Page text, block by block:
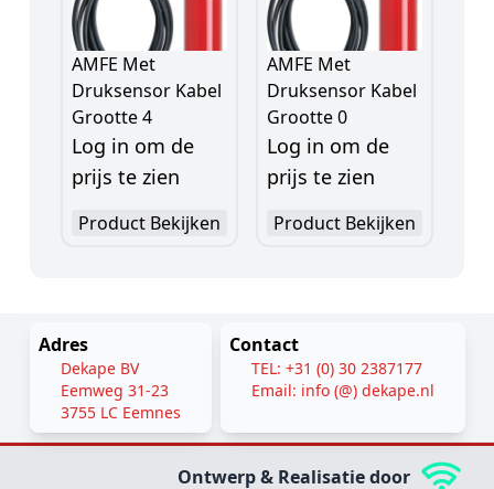
AMFE Met
Druksensor Kabel
Grootte 4
Log in om de
prijs te zien
Product Bekijken
AMFE Met
Druksensor Kabel
Grootte 0
Log in om de
prijs te zien
Product Bekijken
Adres
Dekape BV
Eemweg 31-23
3755 LC Eemnes
Contact
TEL: +31 (0) 30 2387177
Email: info (@) dekape.nl
Ontwerp & Realisatie door